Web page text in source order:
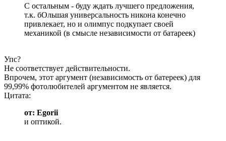
С остальным - буду ждать лучшего предложения,
т.к. бОльшая универсальность никона конечно
привлекает, но и олимпус подкупает своей
механикой (в смысле независимости от батареек)
Упс?
Не соответствует действительности.
Впрочем, этот аргумент (независимость от батереек) для
99,99% фотолюбителей аргументом не является.
Цитата:
от: Egorii
и оптикой.